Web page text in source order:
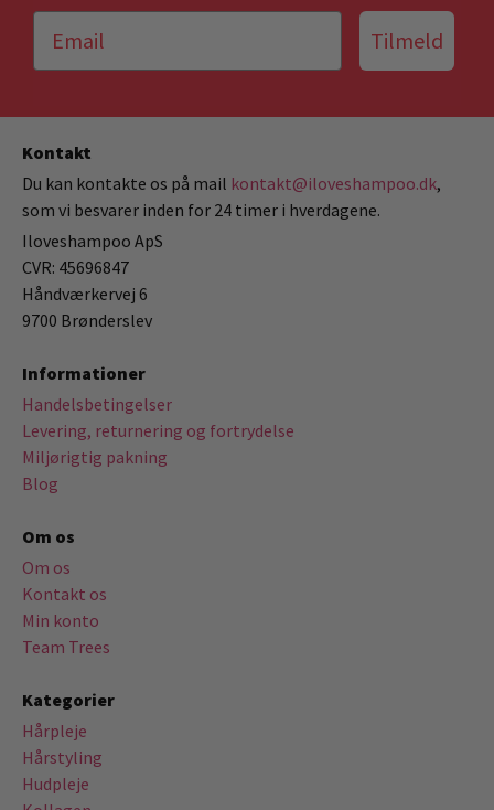
Tilmeld
Kontakt
Du kan kontakte os på mail kontakt@iloveshampoo.dk,
som vi besvarer inden for 24 timer i hverdagene.
Iloveshampoo ApS
CVR: 45696847
Håndværkervej 6
9700 Brønderslev
Informationer
Handelsbetingelser
Levering, returnering og fortrydelse
Miljørigtig pakning
Blog
Om os
Om os
Kontakt os
Min konto
Team Trees
Kategorier
Hårpleje
Hårstyling
Hudpleje